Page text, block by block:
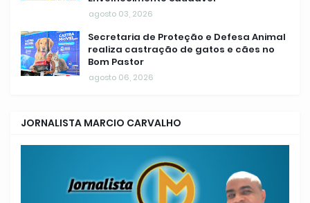
agosto 03, 2026
Secretaria de Proteção e Defesa Animal
realiza castração de gatos e cães no
Bom Pastor
agosto 06, 2026
JORNALISTA MARCIO CARVALHO